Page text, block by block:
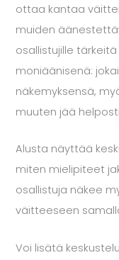
ottaa kantaa
muiden
osallistujille
moniäänisenä:
näkemyksensä,
muuten jää
Alusta näyttää
miten mielipiteet
osallistuja näkee
väitteeseen
Voi lisätä